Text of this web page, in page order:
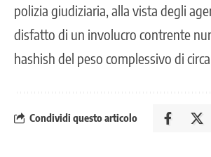
polizia giudiziaria, alla vista degli
disfatto di un involucro contrente
hashish del peso complessivo di circa
Condividi questo articolo